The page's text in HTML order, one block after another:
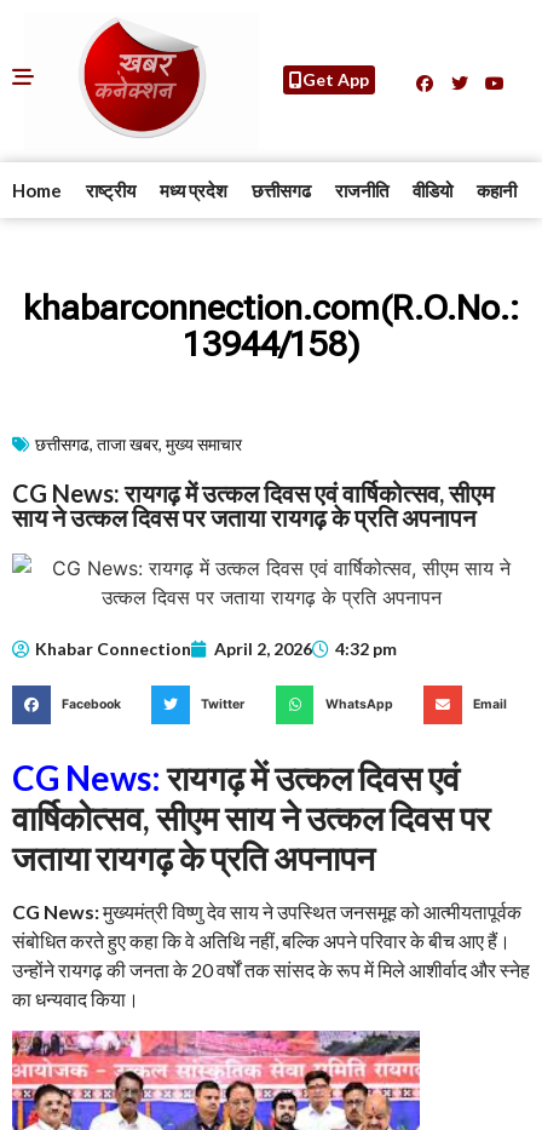
Get App
Home राष्ट्रीय मध्य प्रदेश छत्तीसगढ राजनीति वीडियो कहानी
khabarconnection.com(R.O.No.:
13944/158)
छत्तीसगढ, ताजा खबर, मुख्य समाचार​
CG News: रायगढ़ में उत्कल दिवस एवं वार्षिकोत्सव, सीएम
साय ने उत्कल दिवस पर जताया रायगढ़ के प्रति अपनापन
Khabar Connection April 2, 2026 4:32 pm
Facebook Twitter WhatsApp Email
CG News:रायगढ़ में उत्कल दिवस एवं
वार्षिकोत्सव, सीएम साय ने उत्कल दिवस पर
जताया रायगढ़ के प्रति अपनापन
CG News:मुख्यमंत्री विष्णु देव साय ने उपस्थित जनसमूह को आत्मीयतापूर्वक
संबोधित करते हुए कहा कि वे अतिथि नहीं, बल्कि अपने परिवार के बीच आए हैं।
उन्होंने रायगढ़ की जनता के 20 वर्षों तक सांसद के रूप में मिले आशीर्वाद और स्नेह
का धन्यवाद किया।